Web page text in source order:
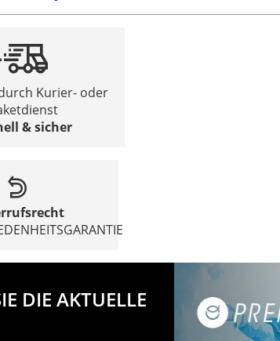
Kurier- oder
& sicher
DIE AKTUELLE